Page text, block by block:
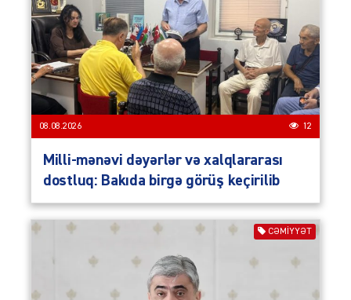
08.08.2026 12
Milli-mənəvi dəyərlər və xalqlararası
dostluq: Bakıda birgə görüş keçirilib
CƏMIYYƏT